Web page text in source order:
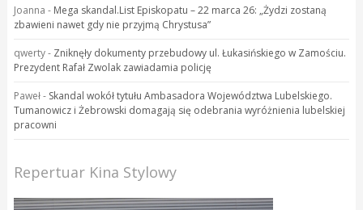
Joanna - Mega skandal.List Episkopatu – 22 marca 26: „Żydzi zostaną
zbawieni nawet gdy nie przyjmą Chrystusa”
qwerty- Zniknęły dokumenty przebudowy ul. Łukasińskiego w Zamościu.
Prezydent Rafał Zwolak zawiadamia policję
Paweł- Skandal wokół tytułu Ambasadora Województwa Lubelskiego.
Tumanowicz i Żebrowski domagają się odebrania wyróżnienia lubelskiej
pracowni
Repertuar Kina Stylowy